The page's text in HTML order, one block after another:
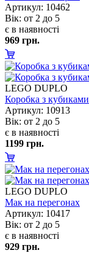
Артикул: 10462
ік: от 2 до 5
є в наявності
969 грн.
LEGO DUPLO
Коробка з кубиками
Артикул: 10913
ік: от 2 до 5
є в наявності
1199 грн.
LEGO DUPLO
Мак на перегонах
Артикул: 10417
ік: от 2 до 5
є в наявності
929 грн.